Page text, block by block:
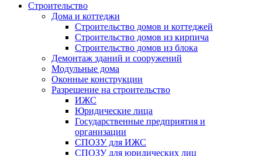
Строительство
Дома и коттеджи
Строительство домов и коттеджей
Строительство домов из кирпича
Строительство домов из блока
Демонтаж зданий и сооружений
Модульные дома
Оконные конструкции
Разрешение на строительство
ИЖС
Юридические лица
Государственные предприятия и
организации
СПОЗУ для ИЖС
СПОЗУ для юридических лиц